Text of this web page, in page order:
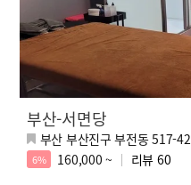
부산-서면당
부산 부산진구 부전동 517-42
6% 160,000 ~ 리뷰 60